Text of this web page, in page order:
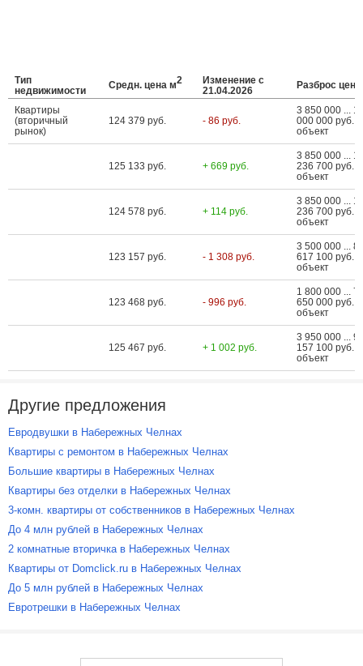
Тип
недвижимости
Средн. цена м2
Изменение с
21.04.2026
Разброс цен
Квартиры
(вторичный
рынок)
124 379 руб. - 86 руб.
3 850 000 ...
000 000 руб.
объект
125 133 руб. + 669 руб.
3 850 000 ...
236 700 руб.
объект
124 578 руб. + 114 руб.
3 850 000 ...
236 700 руб.
объект
123 157 руб. - 1 308 руб.
3 500 000 ... 8
617 100 руб.
объект
123 468 руб. - 996 руб.
1 800 000 ... 7
650 000 руб.
объект
125 467 руб. + 1 002 руб.
3 950 000 ... 9
157 100 руб.
объект
Другие предложения
Евродвушки в Набережных Челнах
Квартиры с ремонтом в Набережных Челнах
Большие квартиры в Набережных Челнах
Квартиры без отделки в Набережных Челнах
3-комн. квартиры от собственников в Набережных Челнах
До 4 млн рублей в Набережных Челнах
2 комнатные вторичка в Набережных Челнах
Квартиры от Domclick.ru в Набережных Челнах
До 5 млн рублей в Набережных Челнах
Евротрешки в Набережных Челнах